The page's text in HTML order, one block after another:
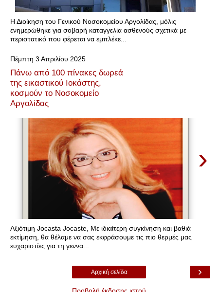
Η Διοίκηση του Γενικού Νοσοκομείου Αργολίδας, μόλις
ενημερώθηκε για σοβαρή καταγγελία ασθενούς σχετικά με
περιστατικό που φέρεται να εμπλέκε...
Πέμπτη 3 Απριλίου 2025
Πάνω από 100 πίνακες δωρεά
της εικαστικού Ιοκάστης,
κοσμούν το Νοσοκομείο
Αργολίδας
›
Αξιότιμη Jocasta Jocaste, Με ιδιαίτερη συγκίνηση και βαθιά
εκτίμηση, θα θέλαμε να σας εκφράσουμε τις πιο θερμές μας
ευχαριστίες για τη γεννα...
›
Αρχική σελίδα